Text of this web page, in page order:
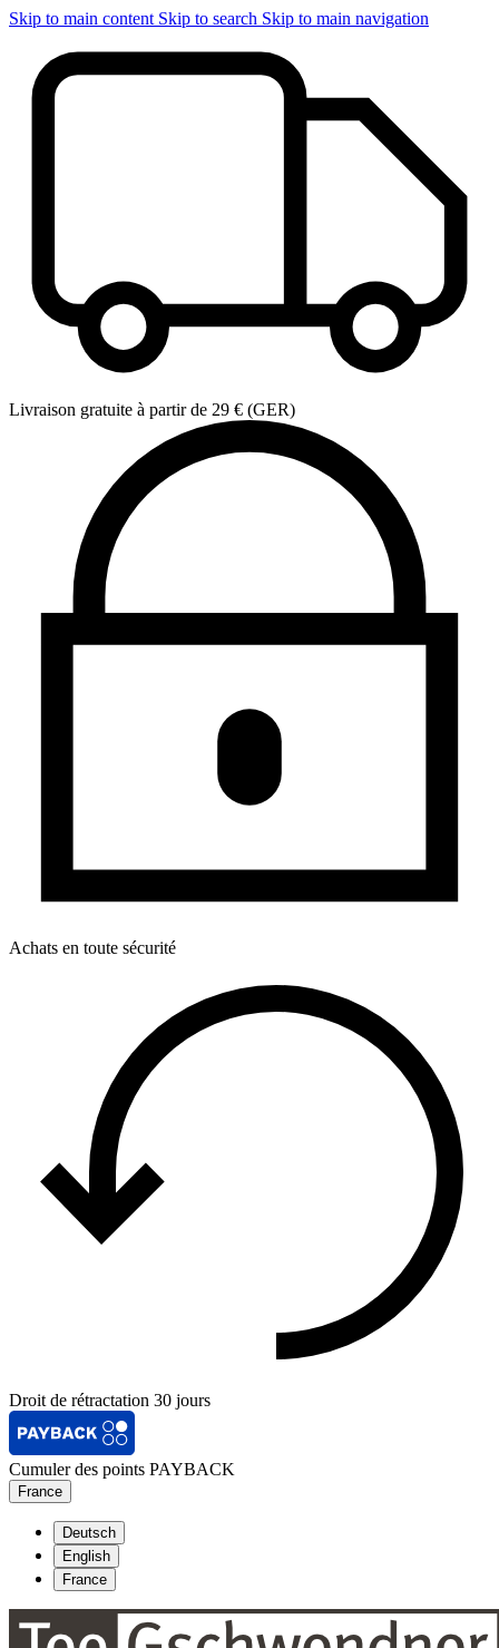
Skip to main content Skip to search Skip to main navigation
Livraison gratuite à partir de 29 € (GER)
Achats en toute sécurité
Droit de rétractation 30 jours
Cumuler des points PAYBACK
France
Deutsch
English
France